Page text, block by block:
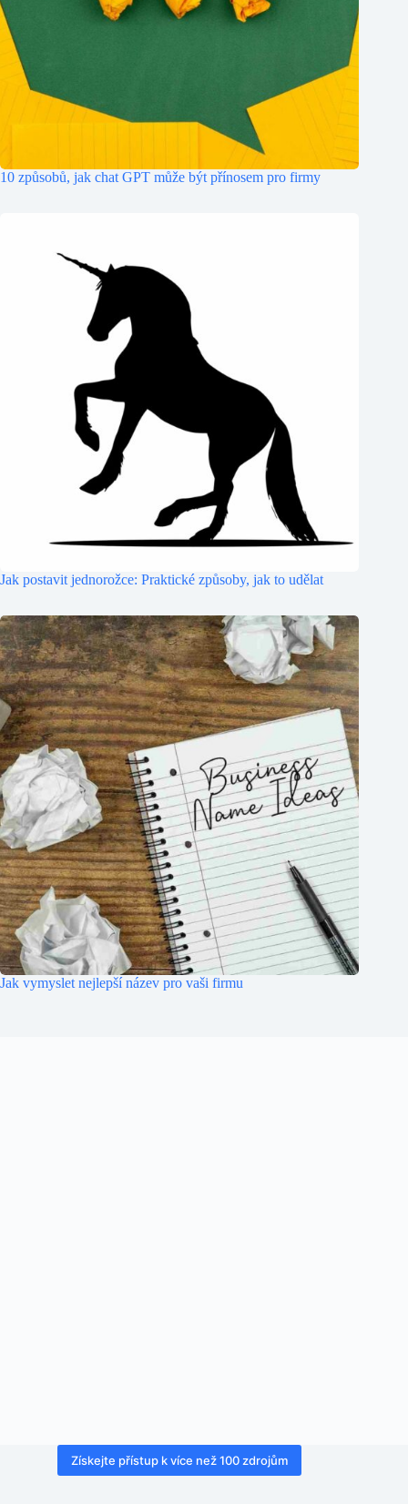
10 způsobů, jak chat GPT může být přínosem pro firmy
Jak postavit jednorožce: Praktické způsoby, jak to udělat
Jak vymyslet nejlepší název pro vaši firmu
Získejte přístup k více než 100 zdrojům